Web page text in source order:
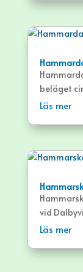
beläget
delen av
Läs mer
vid
Läs mer